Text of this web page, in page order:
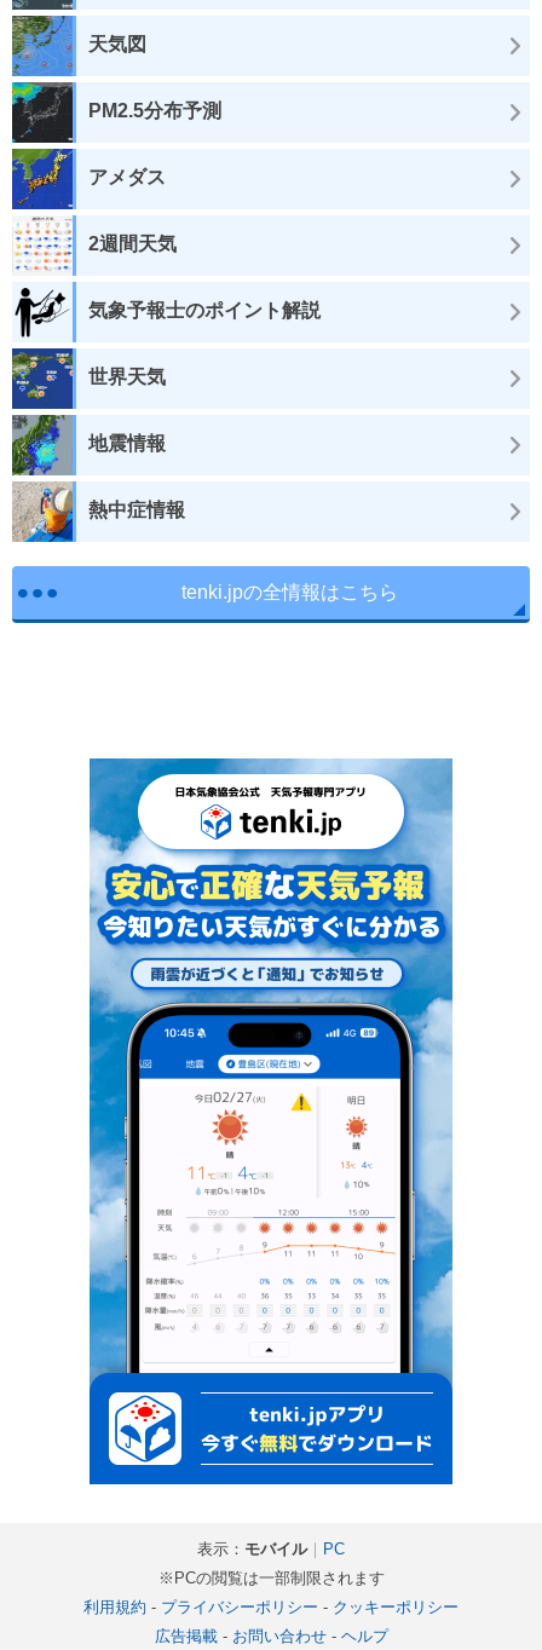
天気図
PM2.5分布予測
アメダス
2週間天気
気象予報士のポイント解説
世界天気
地震情報
熱中症情報
tenki.jpの全情報はこちら
表示： モバイル｜ PC
※PCの閲覧は一部制限されます
利用規約 - プライバシーポリシー - クッキーポリシー
広告掲載- お問い合わせ- ヘルプ